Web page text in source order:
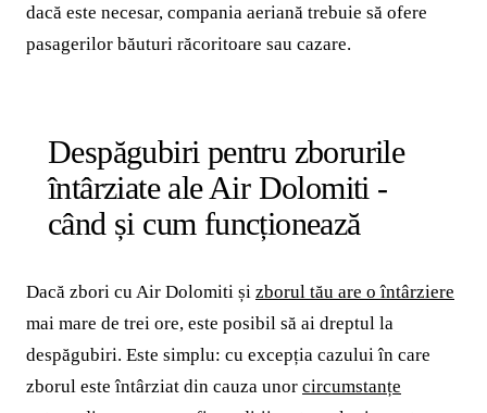
dacă este necesar, compania aeriană trebuie să ofere
pasagerilor băuturi răcoritoare sau cazare.
Despăgubiri pentru zborurile
întârziate ale Air Dolomiti -
când și cum funcționează
Dacă zbori cu Air Dolomiti și zborul tău are o întârziere
mai mare de trei ore, este posibil să ai dreptul la
despăgubiri. Este simplu: cu excepția cazului în care
zborul este întârziat din cauza unor circumstanțe